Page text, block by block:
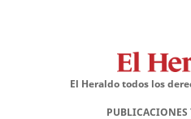
El Heraldo todos los
PUBLICACIONES